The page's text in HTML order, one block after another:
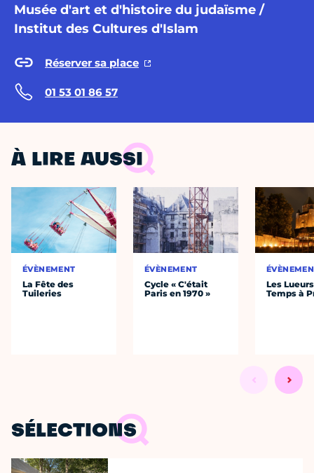
Musée d'art et d'histoire du judaïsme /
Institut des Cultures d'Islam
Réserver sa place
01 53 01 86 57
À LIRE AUSSI
ÉVÈNEMENT
La Fête des
Tuileries
ÉVÈNEMENT
Cycle « C'était
Paris en 1970 »
Les
Temps à
SÉLECTIONS